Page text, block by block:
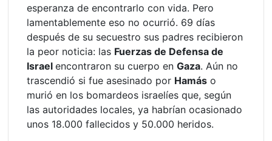
esperanza de encontrarlo con vida. Pero
lamentablemente eso no ocurrió. 69 días
después de su secuestro sus padres recibieron
la peor noticia: las Fuerzas de Defensa de
Israelencontraron su cuerpo enGaza. Aún no
trascendió si fue asesinado por Hamás o
murió en los bomardeos israelíes que, según
las autoridades locales, ya habrían ocasionado
unos 18.000 fallecidos y 50.000 heridos.